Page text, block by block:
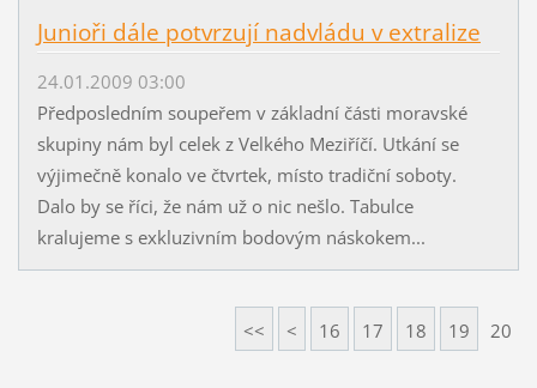
Junioři dále potvrzují nadvládu v extralize
24.01.2009 03:00
Předposledním soupeřem v základní části moravské
skupiny nám byl celek z Velkého Meziříčí. Utkání se
výjimečně konalo ve čtvrtek, místo tradiční soboty.
Dalo by se říci, že nám už o nic nešlo. Tabulce
kralujeme s exkluzivním bodovým náskokem...
<< < 16 17 18 19 20